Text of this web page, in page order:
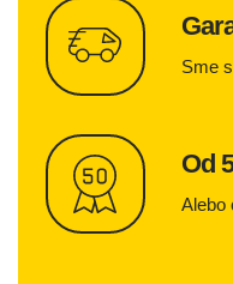
Sme
Od
Alebo